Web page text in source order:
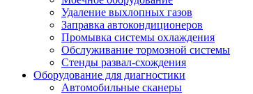
Удаление выхлопных газов
Заправка автокондиционеров
Промывка системы охлаждения
Обслуживание тормозной системы
Стенды развал-схождения
Оборудование для диагностики
Автомобильные сканеры